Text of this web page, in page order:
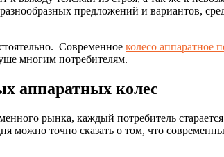
предложений и вариантов,
Современное колесо аппаратное
многим потребителям.
аппаратных колес
рынка, каждый потребитель
точно сказать о том, что